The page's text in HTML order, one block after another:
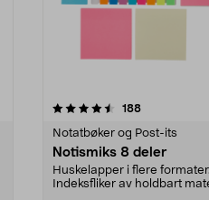
188anmeldelser
Notatbøker og Post-its
Notismiks 8 deler
Huskelapper i flere formater.
Indeksfliker av holdbart
4.5 av 5 stjerner